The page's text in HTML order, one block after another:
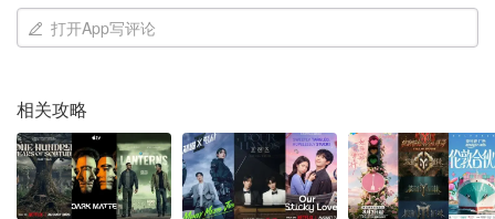
同时酒店还推出侏罗纪恐龙主题下午茶，带你体验2亿年前
恐龙时代的沉浸式感受，带来一场视觉和味觉双重刺激下的
美食盛筵。
打开App写评论
相关攻略